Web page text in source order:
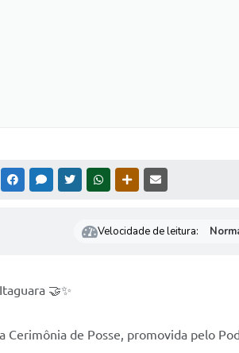
FACEBOOKMESSENGER
TWITTERWHATSAPPOUTRAS MÍDIAS
Velocidade de leitura:
🤝✨
Cerimônia de Posse, promovida pelo